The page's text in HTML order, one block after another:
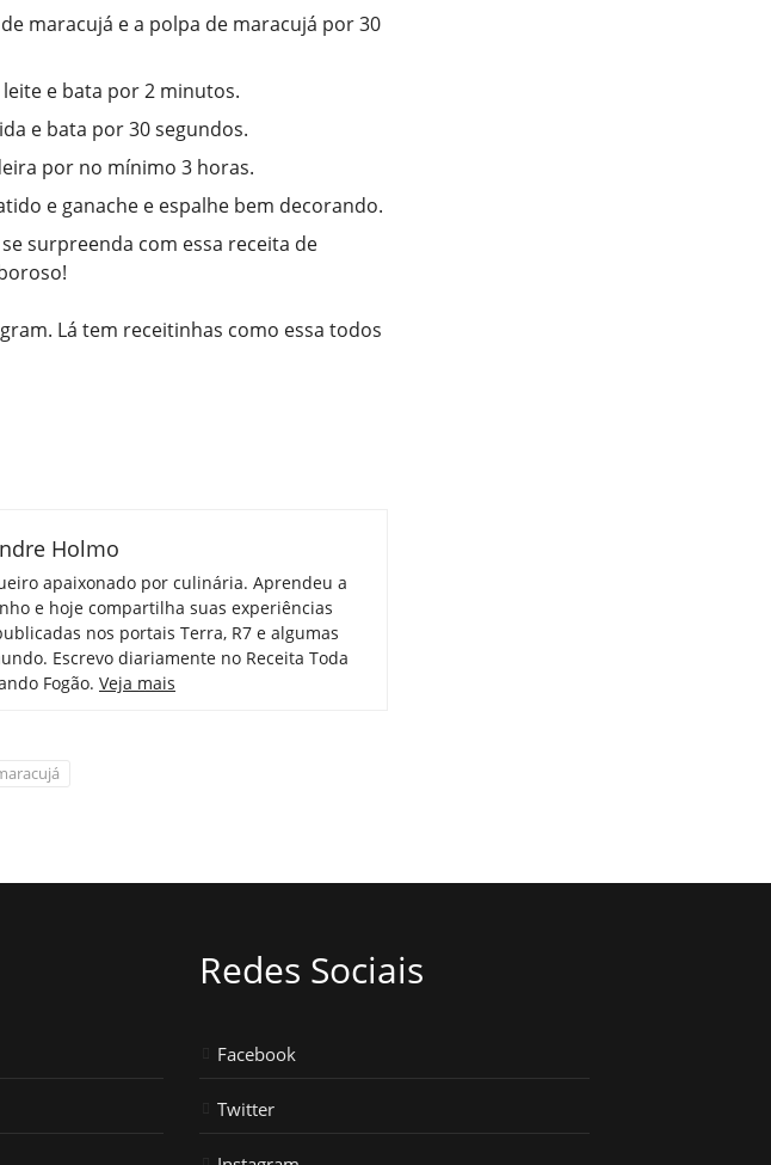
maracujá e a polpa de maracujá por 30
e bata por 2 minutos.
e bata por 30 segundos.
por no mínimo 3 horas.
e ganache e espalhe bem decorando.
surpreenda com essa receita de
Lá tem receitinhas como essa todos
Holmo
apaixonado por culinária. Aprendeu a
e hoje compartilha suas experiências
nos portais Terra, R7 e algumas
Escrevo diariamente no Receita Toda
Fogão. Veja mais
Redes Sociais
Facebook
Twitter